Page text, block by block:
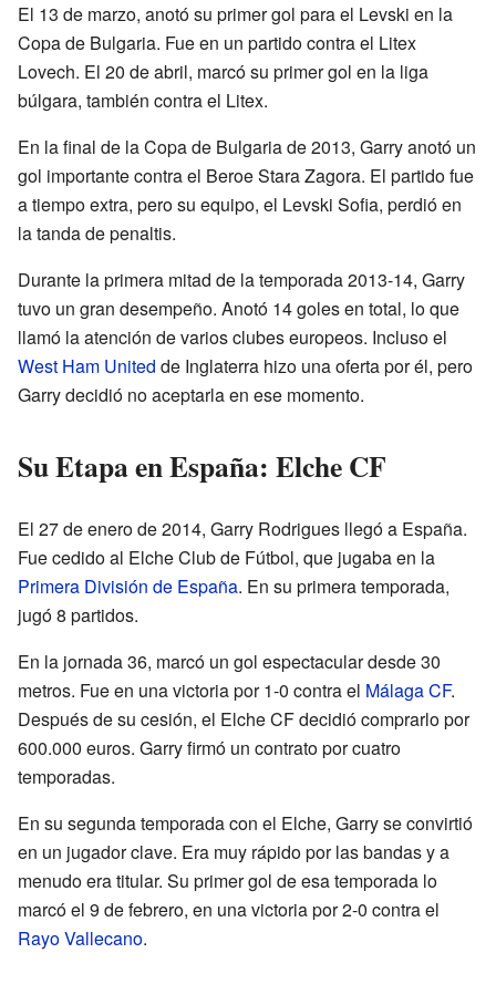
El 13 de marzo, anotó su primer gol para el Levski en la
Copa de Bulgaria. Fue en un partido contra el Litex
Lovech. El 20 de abril, marcó su primer gol en la liga
búlgara, también contra el Litex.
En la final de la Copa de Bulgaria de 2013, Garry anotó un
gol importante contra el Beroe Stara Zagora. El partido fue
a tiempo extra, pero su equipo, el Levski Sofia, perdió en
la tanda de penaltis.
Durante la primera mitad de la temporada 2013-14, Garry
tuvo un gran desempeño. Anotó 14 goles en total, lo que
llamó la atención de varios clubes europeos. Incluso el
West Ham United de Inglaterra hizo una oferta por él, pero
Garry decidió no aceptarla en ese momento.
Su Etapa en España: Elche CF
El 27 de enero de 2014, Garry Rodrigues llegó a España.
Fue cedido al Elche Club de Fútbol, que jugaba en la
Primera División de España. En su primera temporada,
jugó 8 partidos.
En la jornada 36, marcó un gol espectacular desde 30
metros. Fue en una victoria por 1-0 contra el Málaga CF.
Después de su cesión, el Elche CF decidió comprarlo por
600.000 euros. Garry firmó un contrato por cuatro
temporadas.
En su segunda temporada con el Elche, Garry se convirtió
en un jugador clave. Era muy rápido por las bandas y a
menudo era titular. Su primer gol de esa temporada lo
marcó el 9 de febrero, en una victoria por 2-0 contra el
Rayo Vallecano.